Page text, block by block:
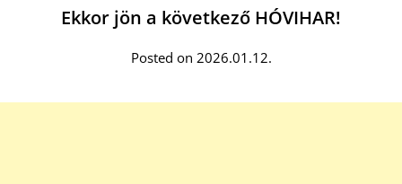
Ekkor jön a következő HÓVIHAR!
Posted on 2026.01.12.